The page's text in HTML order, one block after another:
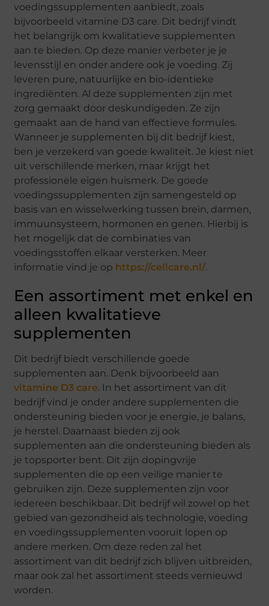
voedingssupplementen aanbiedt, zoals
bijvoorbeeld vitamine D3 care. Dit bedrijf vindt
het belangrijk om kwalitatieve supplementen
aan te bieden. Op deze manier verbeter je je
levensstijl en onder andere ook je voeding. Zij
leveren pure, natuurlijke en bio-identieke
ingrediënten. Al deze supplementen zijn met
zorg gemaakt door deskundigeden. Ze zijn
gemaakt aan de hand van effectieve formules.
Wanneer je supplementen bij dit bedrijf kiest,
ben je verzekerd van goede kwaliteit. Je kiest niet
uit verschillende merken, maar krijgt het
professionele eigen huismerk. De goede
voedingssupplementen zijn samengesteld op
basis van en wisselwerking tussen brein, darmen,
immuunsysteem, hormonen en genen. Hierbij is
het mogelijk dat de combinaties van
voedingsstoffen elkaar versterken. Meer
informatie vind je op https://cellcare.nl/.
Een assortiment met enkel en
alleen kwalitatieve
supplementen
Dit bedrijf biedt verschillende goede
supplementen aan. Denk bijvoorbeeld aan
vitamine D3 care. In het assortiment van dit
bedrijf vind je onder andere supplementen die
ondersteuning bieden voor je energie, je balans,
je herstel. Daarnaast bieden zij ook
supplementen aan die ondersteuning bieden als
je topsporter bent. Dit zijn dopingvrije
supplementen die op een veilige manier te
gebruiken zijn. Deze supplementen zijn voor
iedereen beschikbaar. Dit bedrijf wil zowel op het
gebied van gezondheid als technologie, voeding
en voedingssupplementen vooruit lopen op
andere merken. Om deze reden zal het
assortiment van dit bedrijf zich blijven uitbreiden,
maar ook zal het assortiment steeds vernieuwd
worden.